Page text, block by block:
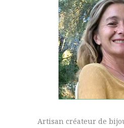
Artisan créateur de